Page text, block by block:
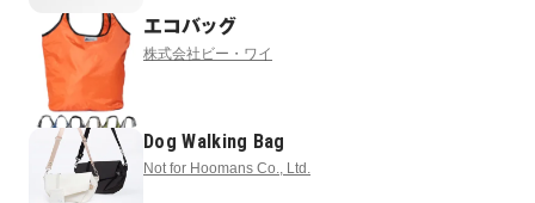
エコバッグ
株式会社ビー・ワイ
Dog Walking Bag
Not for Hoomans Co., Ltd.